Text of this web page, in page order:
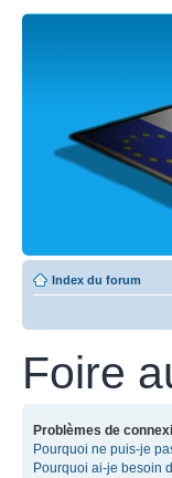
Index du forum
Foire
Problèmes de
Pourquoi ne puis-je
Pourquoi ai-je besoin